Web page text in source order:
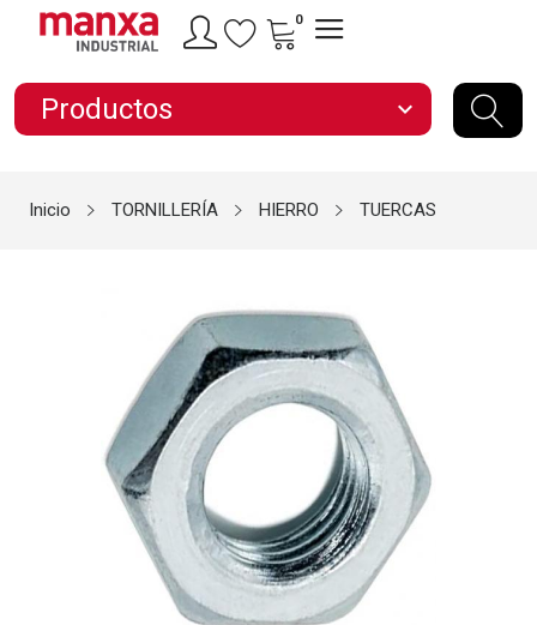
0
Productos expand_more
Inicio TORNILLERÍA HIERRO TUERCAS